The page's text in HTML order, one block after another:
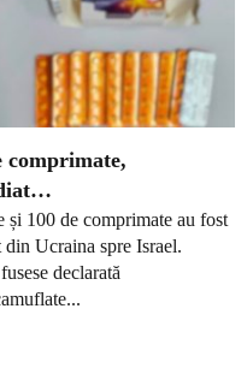
comprimate,
și 100 de comprimate au fost
Ucraina spre Israel.
declarată